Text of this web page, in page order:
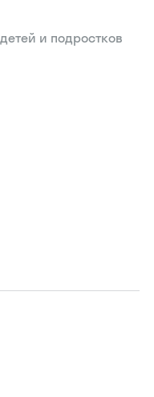
и подростков